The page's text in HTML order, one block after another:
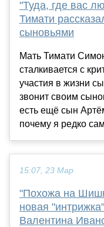
"Туда, где вас
Тимати
сыновьями
Мать Тимати
сталкивается с
участия в жизни
звонит своим
есть ещё сын
почему я редко
15:07, 23 Мар
"Похожа на
новая
Валентина